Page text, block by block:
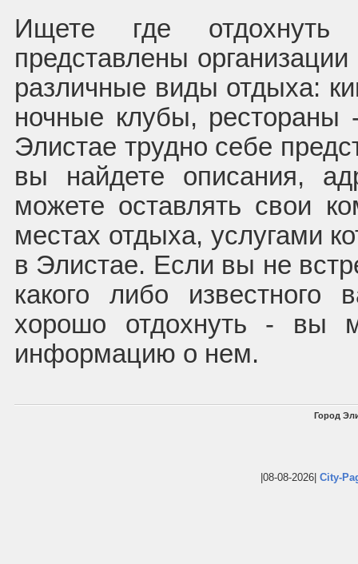
Ищете где
представлены
различные виды отдыха:
ночные клубы, рестораны
Элистае трудно себе
вы найдете описания,
можете оставлять свои
местах отдыха, услугами
в Элистае. Если вы не
какого либо
хорошо отдохнуть - вы
информацию о нем.
Город
|08-08-2026| City-